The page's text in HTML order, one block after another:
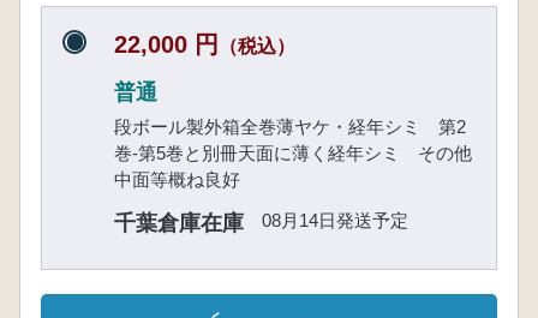
22,000 円 （税込）
普通
段ボール製外箱全巻薄ヤケ・経年シミ 第2
巻-第5巻と別冊天面に薄く経年シミ その他
中面等概ね良好
千葉倉庫在庫 08月14日発送予定